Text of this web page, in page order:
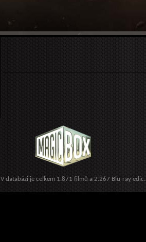
V databázi je celkem 1.871 filmů a 2.267 Blu-ray edic.